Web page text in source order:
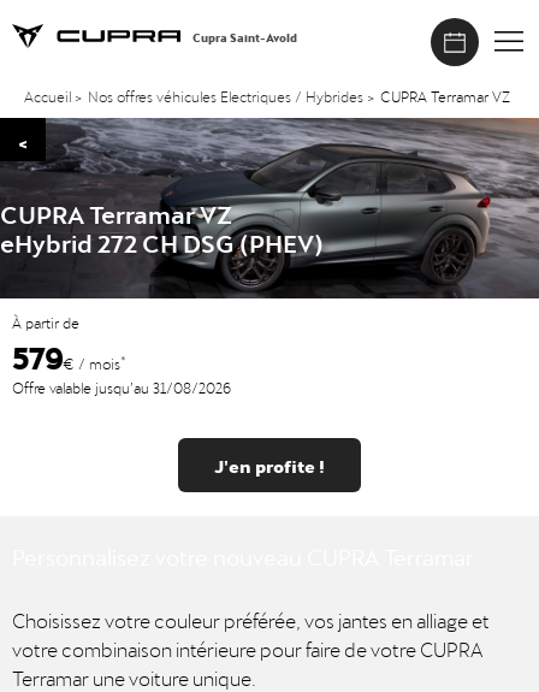
Cupra Saint-Avold
Accueil > Nos offres véhicules Electriques / Hybrides > CUPRA Terramar VZ
<
CUPRA Terramar VZ
eHybrid 272 CH DSG (PHEV)
À partir de
579€ / mois*
Offre valable jusqu’au 31/08/2026
J'en profite !
Choisissez votre couleur préférée, vos jantes en alliage et
votre combinaison intérieure pour faire de votre CUPRA
Terramar une voiture unique.